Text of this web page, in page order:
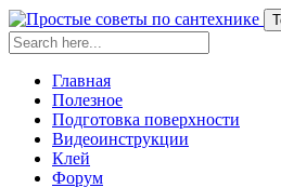
Главная
Полезное
Подготовка поверхности
Видеоинструкции
Клей
Форум